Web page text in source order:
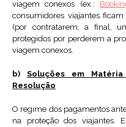
viagem conexos (ex.:
consumidores viajantes
(por contratarem, a final,
protegidos por perderem a
viagem conexos.
b) Soluções em
Resolução
O regime dos pagamentos
na proteção dos viajantes.